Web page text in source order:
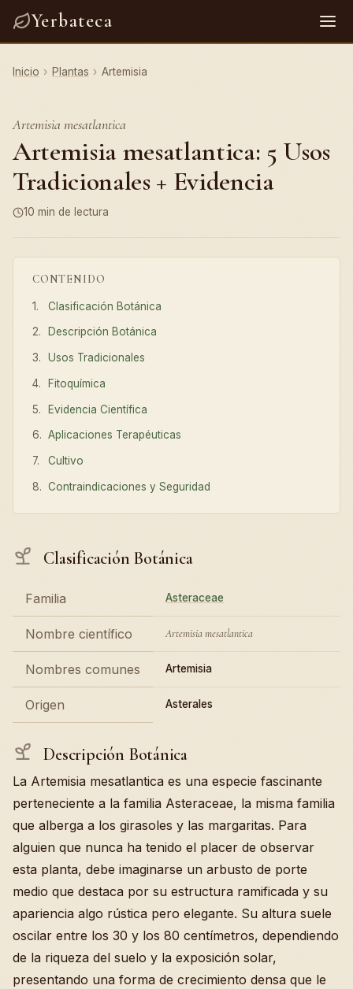
Yerbateca
Inicio › Plantas › Artemisia
Artemisia mesatlantica
Artemisia mesatlantica: 5 Usos
Tradicionales + Evidencia
10 min de lectura
CONTENIDO
Clasificación Botánica
Descripción Botánica
Usos Tradicionales
Fitoquímica
Evidencia Científica
Aplicaciones Terapéuticas
Cultivo
Contraindicaciones y Seguridad
Clasificación Botánica
Familia Asteraceae
Nombre científico Artemisia mesatlantica
Nombres comunes Artemisia
Origen Asterales
Descripción Botánica
La Artemisia mesatlantica es una especie fascinante
perteneciente a la familia Asteraceae, la misma familia
que alberga a los girasoles y las margaritas. Para
alguien que nunca ha tenido el placer de observar
esta planta, debe imaginarse un arbusto de porte
medio que destaca por su estructura ramificada y su
apariencia algo rústica pero elegante. Su altura suele
oscilar entre los 30 y los 80 centímetros, dependiendo
de la riqueza del suelo y la exposición solar,
presentando una forma de crecimiento densa que le